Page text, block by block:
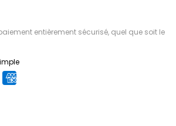
entièrement sécurisé, quel que soit le